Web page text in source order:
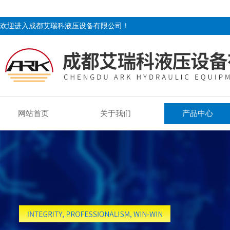
欢迎进入成都艾瑞科液压设备有限公司！
网站首页 关于我们 产品中心